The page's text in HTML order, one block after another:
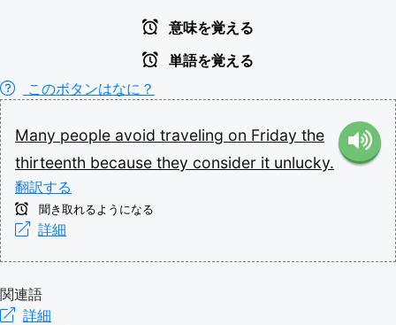
意味を覚える
単語を覚える
このボタンはなに？
Many people avoid traveling on Friday the
thirteenth because they consider it unlucky.
翻訳する
聞き取れるようになる
詳細
関連語
詳細